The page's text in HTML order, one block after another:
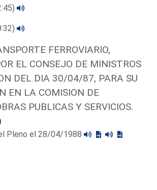
FERROVIARIO,
EL CONSEJO DE MINISTROS
DEL DIA 30/04/87, PARA SU
EN LA COMISION DE
PUBLICAS Y SERVICIOS.
Pleno el 28/04/1988